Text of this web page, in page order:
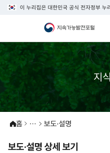
이 누리집은 대한민국 공식 전자정부 누
지
홈 보도·설명
보도·설명 상세 보기